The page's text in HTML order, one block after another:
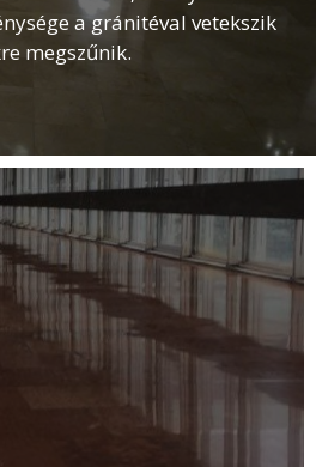
a gránitéval vetekszik
megszűnik.